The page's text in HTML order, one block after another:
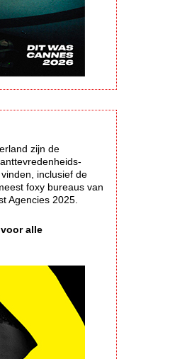
zijn de
inclusief de
foxy bureaus van
Agencies 2025.
voor alle